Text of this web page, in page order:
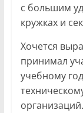
с большим
кружках и
Хочется
принимал
учебному
организаций.